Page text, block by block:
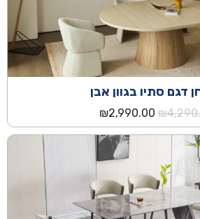
דגם סתיו בגוון אבן
₪ המחיר
המקורי
היה:
₪4,290.00.
₪2,990.00
הנוכחי
הוא:
₪2,990.00.